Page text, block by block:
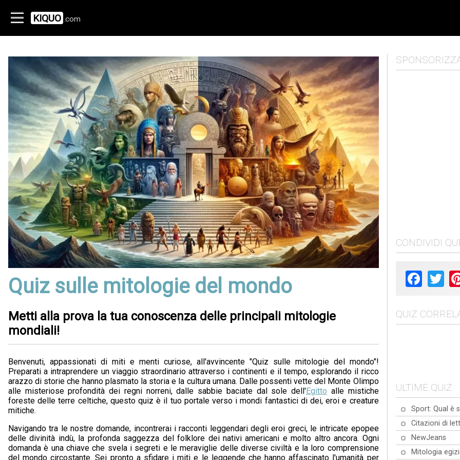
KIQUO .com
Quiz sulle mitologie del mondo
Metti alla prova la tua conoscenza delle principali mitologie
mondiali!
Benvenuti, appassionati di miti e menti curiose, all'avvincente "Quiz sulle mitologie del mondo"!
Preparati a intraprendere un viaggio straordinario attraverso i continenti e il tempo, esplorando il ricco
arazzo di storie che hanno plasmato la storia e la cultura umana. Dalle possenti vette del Monte Olimpo
alle misteriose profondità dei regni norreni, dalle sabbie baciate dal sole dell'Egitto alle mistiche
foreste delle terre celtiche, questo quiz è il tuo portale verso i mondi fantastici di dei, eroi e creature
mitiche.
Navigando tra le nostre domande, incontrerai i racconti leggendari degli eroi greci, le intricate epopee
delle divinità indù, la profonda saggezza del folklore dei nativi americani e molto altro ancora. Ogni
domanda è una chiave che svela i segreti e le meraviglie delle diverse civiltà e la loro comprensione
del mondo circostante. Sei pronto a sfidare i miti e le leggende che hanno affascinato l'umanità per
CONDIVIDI
Facebook
QUIZ
ULTIME QUIZ
Sport: Qual è
Citazioni di
NewJeans
Mitologia